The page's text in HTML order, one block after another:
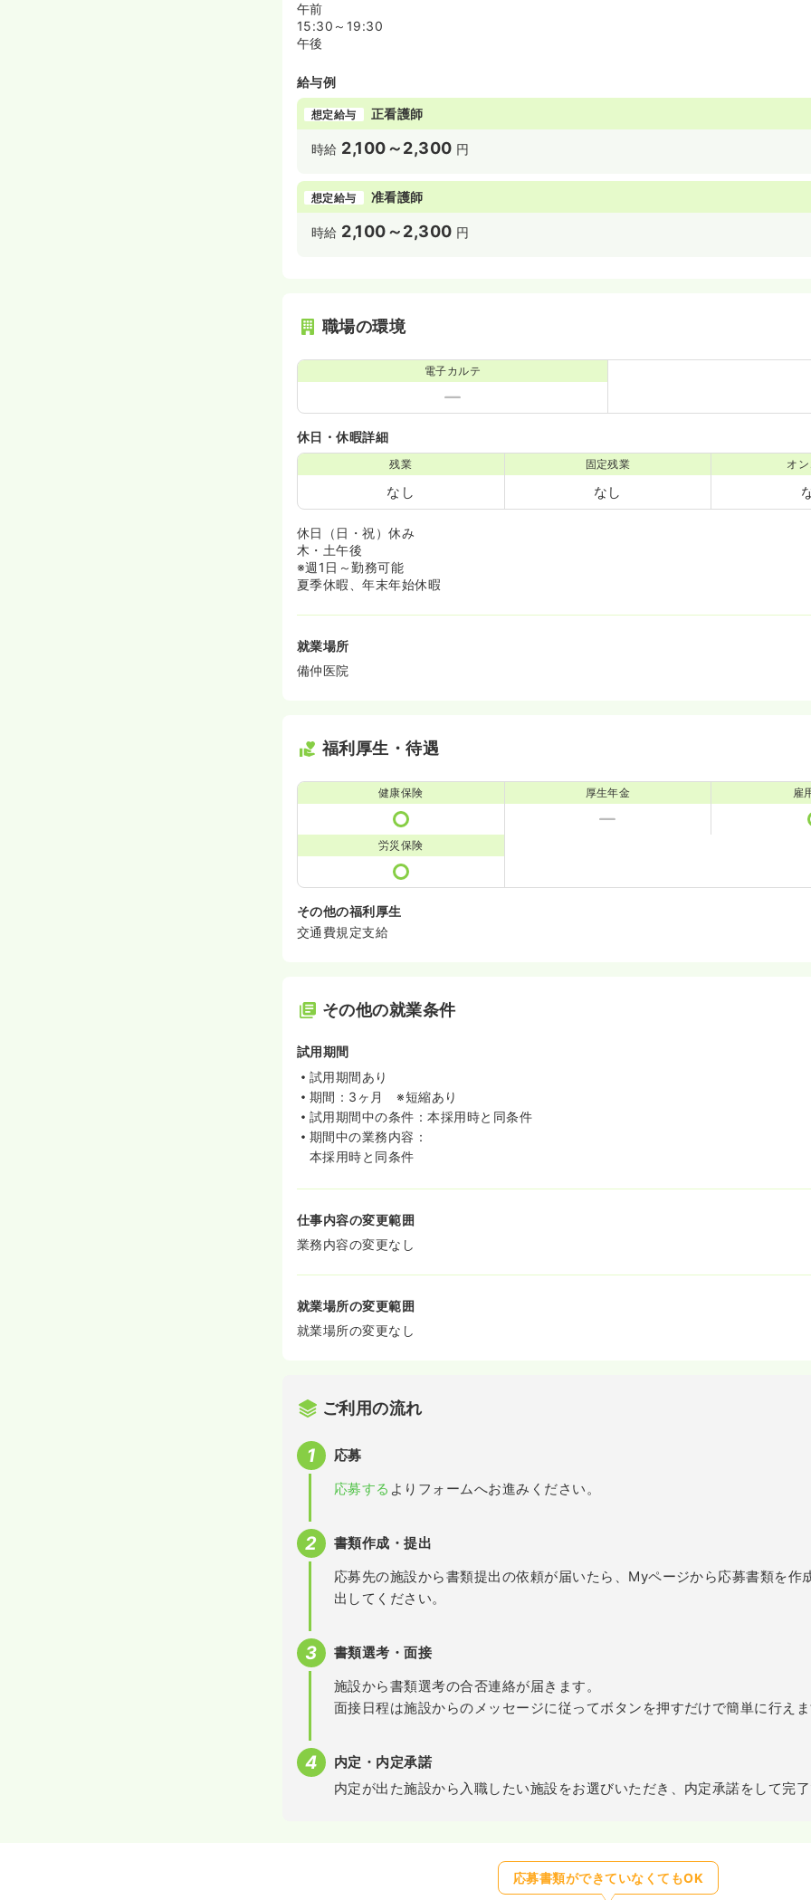
午前
15:30～19:30
午後
給与例
想定給与 正看護師
時給 2,100～2,300 円
想定給与 准看護師
時給 2,100～2,300 円
職場の環境
電子カルテ
休日・休暇詳細
残業
なし
固定残業
なし
オ
休日（日・祝）休み
木・土午後
※週1日～勤務可能
夏季休暇、年末年始休暇
就業場所
備仲医院
福利厚生・待遇
健康保険 厚生年金 雇
労災保険
その他の福利厚生
交通費規定支給
その他の就業条件
試用期間
試用期間あり
期間：3ヶ月 ※短縮あり
試用期間中の条件：本採用時と同条件
期間中の業務内容：
本採用時と同条件
仕事内容の変更範囲
業務内容の変更なし
就業場所の変更範囲
就業場所の変更なし
ご利用の流れ
応募
応募する よりフォームへお進みください。
書類作成・提出
応募先の施設から書類提出の依頼が届いたら、Myページから応募書類を作
出してください。
書類選考・面接
施設から書類選考の合否連絡が届きます。
面接日程は施設からのメッセージに従ってボタンを押すだけで簡単に行え
内定・内定承諾
内定が出た施設から入職したい施設をお選びいただき、内定承諾をして完
応募書類ができていなくてもOK